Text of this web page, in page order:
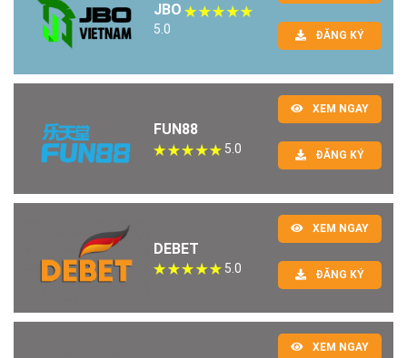
JBO
5.0 ĐĂNG KÝ
FUN88
5.0
XEM NGAY
ĐĂNG KÝ
DEBET
5.0
XEM NGAY
ĐĂNG KÝ
XEM NGAY